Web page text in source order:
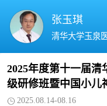
张玉琪
清华大学玉泉
2025年度第十一届
级研修班暨中国小儿
2025.08.14-08.16